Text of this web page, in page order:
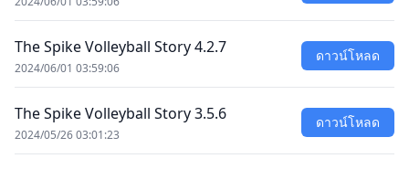
The Spike Volleyball Story 4.2.7
2024/06/01 03:59:06
ดาวน์โหลด
The Spike Volleyball Story 3.5.6
2024/05/26 03:01:23
ดาวน์โหลด